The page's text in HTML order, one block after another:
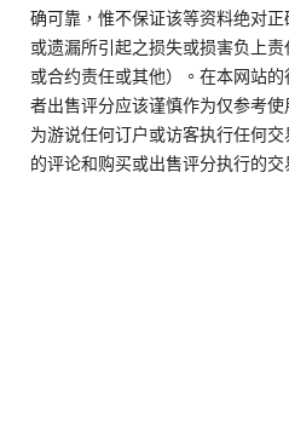
确可靠，惟不保证该等资料绝对
或遗漏所引起之损失或损害负上
或合约责任或其他）。在本网站
者出售评分应该谨慎作为仅参考
为游说任何订户或访客执行任何
的评论和购买或出售评分执行的交